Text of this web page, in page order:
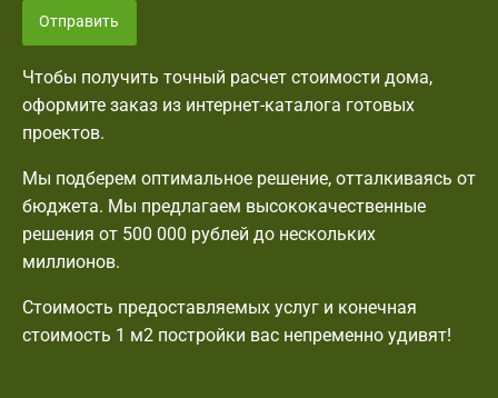
Отправить
Чтобы получить точный расчет стоимости дома,
оформите заказ из интернет-каталога готовых
проектов.
Мы подберем оптимальное решение, отталкиваясь от
бюджета. Мы предлагаем высококачественные
решения от 500 000 рублей до нескольких
миллионов.
Стоимость предоставляемых услуг и конечная
стоимость 1 м2 постройки вас непременно удивят!